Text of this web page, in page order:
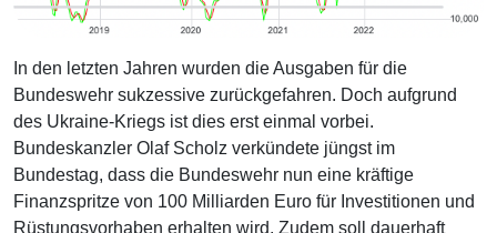
In den letzten Jahren wurden die Ausgaben für die
Bundeswehr sukzessive zurückgefahren. Doch aufgrund
des Ukraine-Kriegs ist dies erst einmal vorbei.
Bundeskanzler Olaf Scholz verkündete jüngst im
Bundestag, dass die Bundeswehr nun eine kräftige
Finanzspritze von 100 Milliarden Euro für Investitionen und
Rüstungsvorhaben erhalten wird. Zudem soll dauerhaft